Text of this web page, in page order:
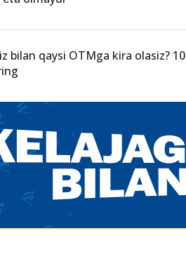
bilan qaysi OTMga kira olasiz? 10